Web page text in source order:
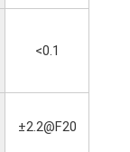
<0.1
±2.2@F20